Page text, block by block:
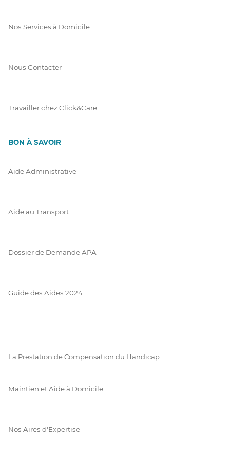
Nos Services à Domicile
Nous Contacter
Travailler chez Click&Care
BON À SAVOIR
Aide Administrative
Aide au Transport
Dossier de Demande APA
Guide des Aides 2024
La Prestation de Compensation du Handicap
Maintien et Aide à Domicile
Nos Aires d'Expertise